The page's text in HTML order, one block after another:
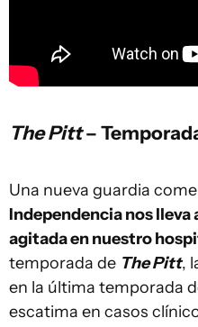
The Pitt–
Una nueva guardia
Independencia nos lleva
agitada en nuestro
temporada de The Pitt,
en la última temporada
escatima en casos